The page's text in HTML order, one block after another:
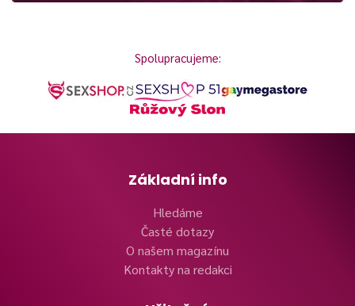
Spolupracujeme:
Základní info
Hledáme
Časté dotazy
O našem magazínu
Kontakty na redakci